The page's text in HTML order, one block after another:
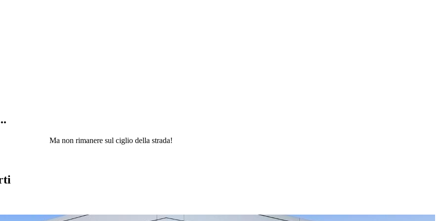
Ma non rimanere sul ciglio della strada!